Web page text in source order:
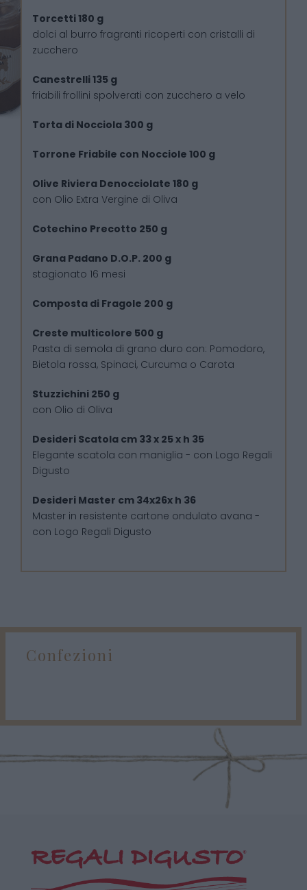
Torcetti 180 g
dolci al burro fragranti ricoperti con cristalli di
zucchero
Canestrelli 135 g
friabili frollini spolverati con zucchero a velo
Torta di Nocciola 300 g
Torrone Friabile con Nocciole 100 g
Olive Riviera Denocciolate 180 g
con Olio Extra Vergine di Oliva
Cotechino Precotto 250 g
Grana Padano D.O.P. 200 g
stagionato 16 mesi
Composta di Fragole 200 g
Creste multicolore 500 g
Pasta di semola di grano duro con: Pomodoro,
Bietola rossa, Spinaci, Curcuma o Carota
Stuzzichini 250 g
con Olio di Oliva
Desideri Scatola cm 33 x 25 x h 35
Elegante scatola con maniglia - con Logo Regali
Digusto
Desideri Master cm 34x26x h 36
Master in resistente cartone ondulato avana -
con Logo Regali Digusto
Confezioni